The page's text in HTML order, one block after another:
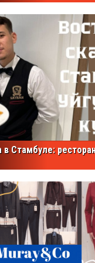
в Стамбуле: